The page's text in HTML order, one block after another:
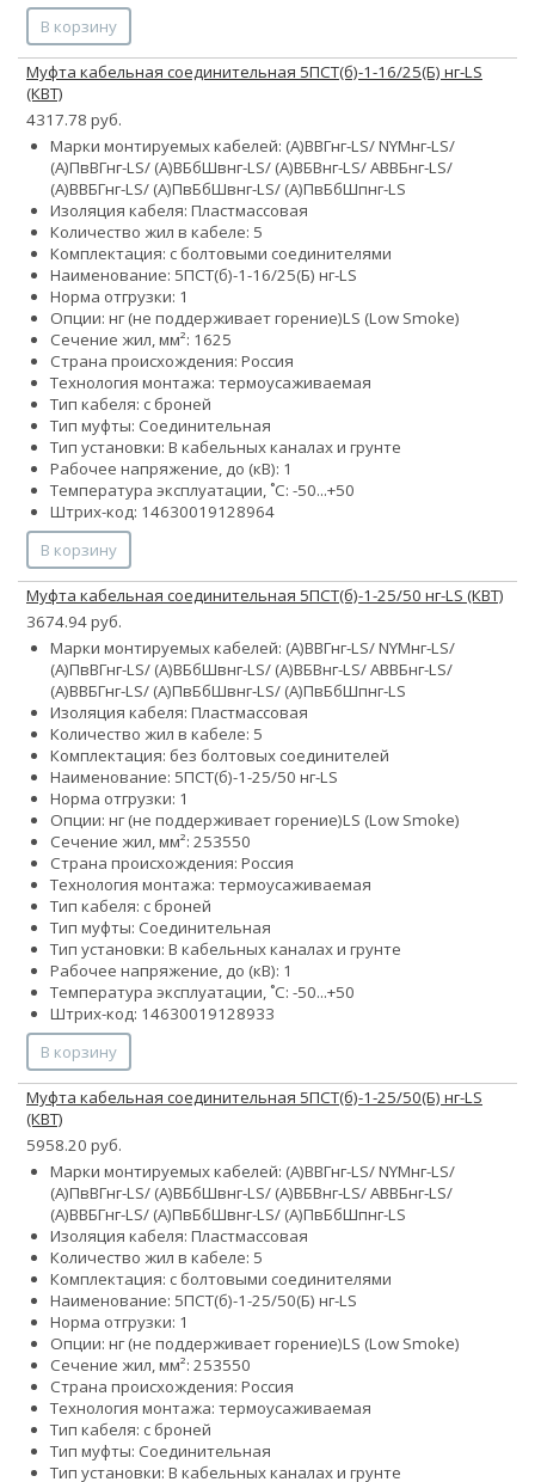
В корзину
Муфта кабельная соединительная 5ПСТ(б)-1-16/25(Б) нг-LS
(КВТ)
4317.78 руб.
Марки монтируемых кабелей: (А)ВВГнг-LS/ NYMнг-LS/
(А)ПвВГнг-LS/ (А)ВБбШвнг-LS/ (А)ВБВнг-LS/ АВВБнг-LS/
(А)ВВБГнг-LS/ (А)ПвБбШвнг-LS/ (А)ПвБбШпнг-LS
Изоляция кабеля: Пластмассовая
Количество жил в кабеле: 5
Комплектация: с болтовыми соединителями
Наименование: 5ПСТ(б)-1-16/25(Б) нг-LS
Норма отгрузки: 1
Опции: нг (не поддерживает горение)LS (Low Smoke)
Сечение жил, мм²: 1625
Страна происхождения: Россия
Технология монтажа: термоусаживаемая
Тип кабеля: с броней
Тип муфты: Соединительная
Тип установки: В кабельных каналах и грунте
Рабочее напряжение, до (кВ): 1
Температура эксплуатации, ˚С: -50...+50
Штрих-код: 14630019128964
В корзину
Муфта кабельная соединительная 5ПСТ(б)-1-25/50 нг-LS (КВТ)
3674.94 руб.
Марки монтируемых кабелей: (А)ВВГнг-LS/ NYMнг-LS/
(А)ПвВГнг-LS/ (А)ВБбШвнг-LS/ (А)ВБВнг-LS/ АВВБнг-LS/
(А)ВВБГнг-LS/ (А)ПвБбШвнг-LS/ (А)ПвБбШпнг-LS
Изоляция кабеля: Пластмассовая
Количество жил в кабеле: 5
Комплектация: без болтовых соединителей
Наименование: 5ПСТ(б)-1-25/50 нг-LS
Норма отгрузки: 1
Опции: нг (не поддерживает горение)LS (Low Smoke)
Сечение жил, мм²: 253550
Страна происхождения: Россия
Технология монтажа: термоусаживаемая
Тип кабеля: с броней
Тип муфты: Соединительная
Тип установки: В кабельных каналах и грунте
Рабочее напряжение, до (кВ): 1
Температура эксплуатации, ˚С: -50...+50
Штрих-код: 14630019128933
В корзину
Муфта кабельная соединительная 5ПСТ(б)-1-25/50(Б) нг-LS
(КВТ)
5958.20 руб.
Марки монтируемых кабелей: (А)ВВГнг-LS/ NYMнг-LS/
(А)ПвВГнг-LS/ (А)ВБбШвнг-LS/ (А)ВБВнг-LS/ АВВБнг-LS/
(А)ВВБГнг-LS/ (А)ПвБбШвнг-LS/ (А)ПвБбШпнг-LS
Изоляция кабеля: Пластмассовая
Количество жил в кабеле: 5
Комплектация: с болтовыми соединителями
Наименование: 5ПСТ(б)-1-25/50(Б) нг-LS
Норма отгрузки: 1
Опции: нг (не поддерживает горение)LS (Low Smoke)
Сечение жил, мм²: 253550
Страна происхождения: Россия
Технология монтажа: термоусаживаемая
Тип кабеля: с броней
Тип муфты: Соединительная
Тип установки: В кабельных каналах и грунте